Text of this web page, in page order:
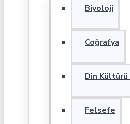
Biyoloji
Coğrafya
Din
Felsefe